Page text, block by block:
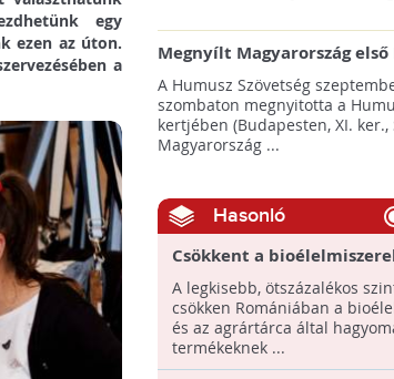
egy
ezen az úton.
a
Megnyílt Magyarország
Hulladék Tanösvénye
A Humusz Szövetség
szombaton megnyitotta a
kertjében (Budapesten, XI. ker.,
Magyarország ...
Hasonló
Csökkent a
Romániában
A legkisebb, ötszázalékos
csökken Romániában a
és az agrártárca által
termékeknek ...